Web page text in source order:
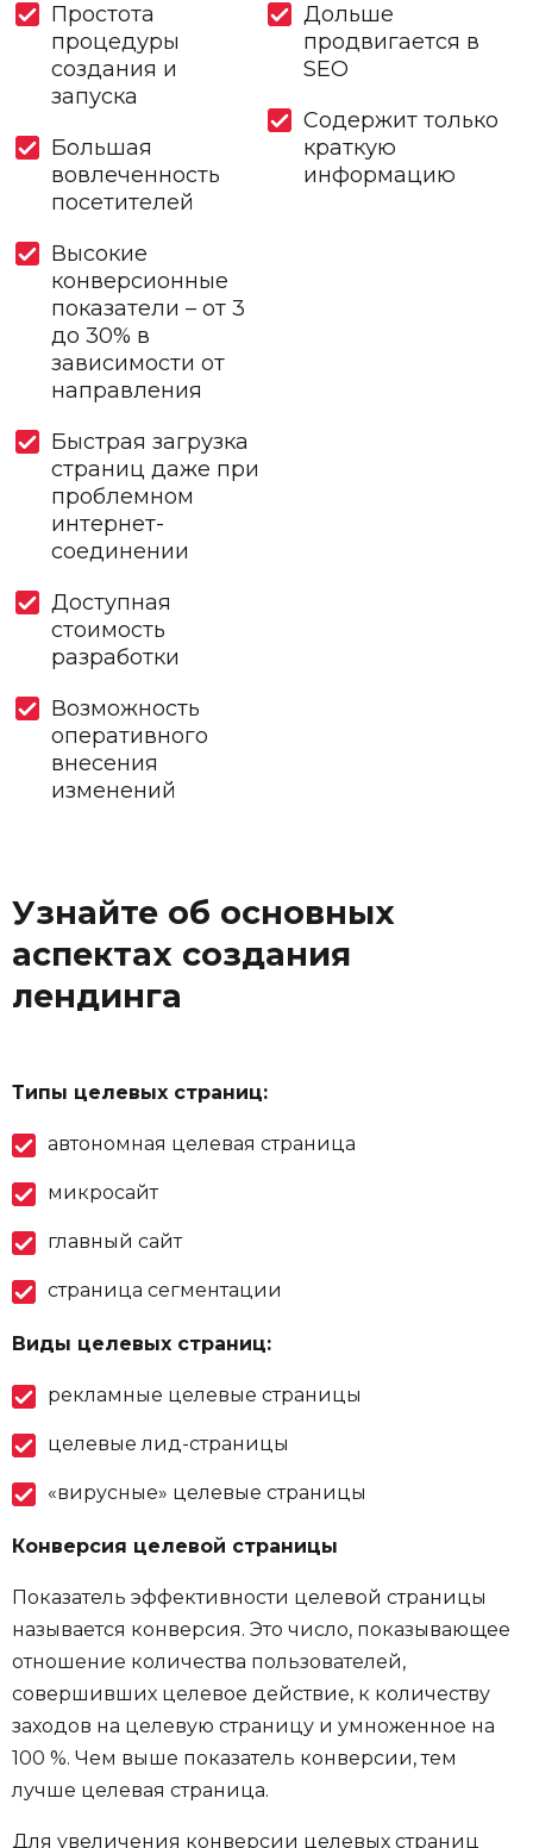
Простота
процедуры
создания и
запуска
Большая
вовлеченность
посетителей
Высокие
конверсионные
показатели – от 3
до 30% в
зависимости от
направления
Быстрая загрузка
страниц даже при
проблемном
интернет-
соединении
Доступная
стоимость
разработки
Возможность
оперативного
внесения
изменений
Дольше
продвигается в
SEO
Содержит только
краткую
информацию
Узнайте об основных
аспектах создания
лендинга
Типы целевых страниц:
автономная целевая страница
микросайт
главный сайт
страница сегментации
Виды целевых страниц:
рекламные целевые страницы
целевые лид-страницы
«вирусные» целевые страницы
Конверсия целевой страницы
Показатель эффективности целевой страницы
называется конверсия. Это число, показывающее
отношение количества пользователей,
совершивших целевое действие, к количеству
заходов на целевую страницу и умноженное на
100 %. Чем выше показатель конверсии, тем
лучше целевая страница.
Для увеличения конверсии целевых страниц